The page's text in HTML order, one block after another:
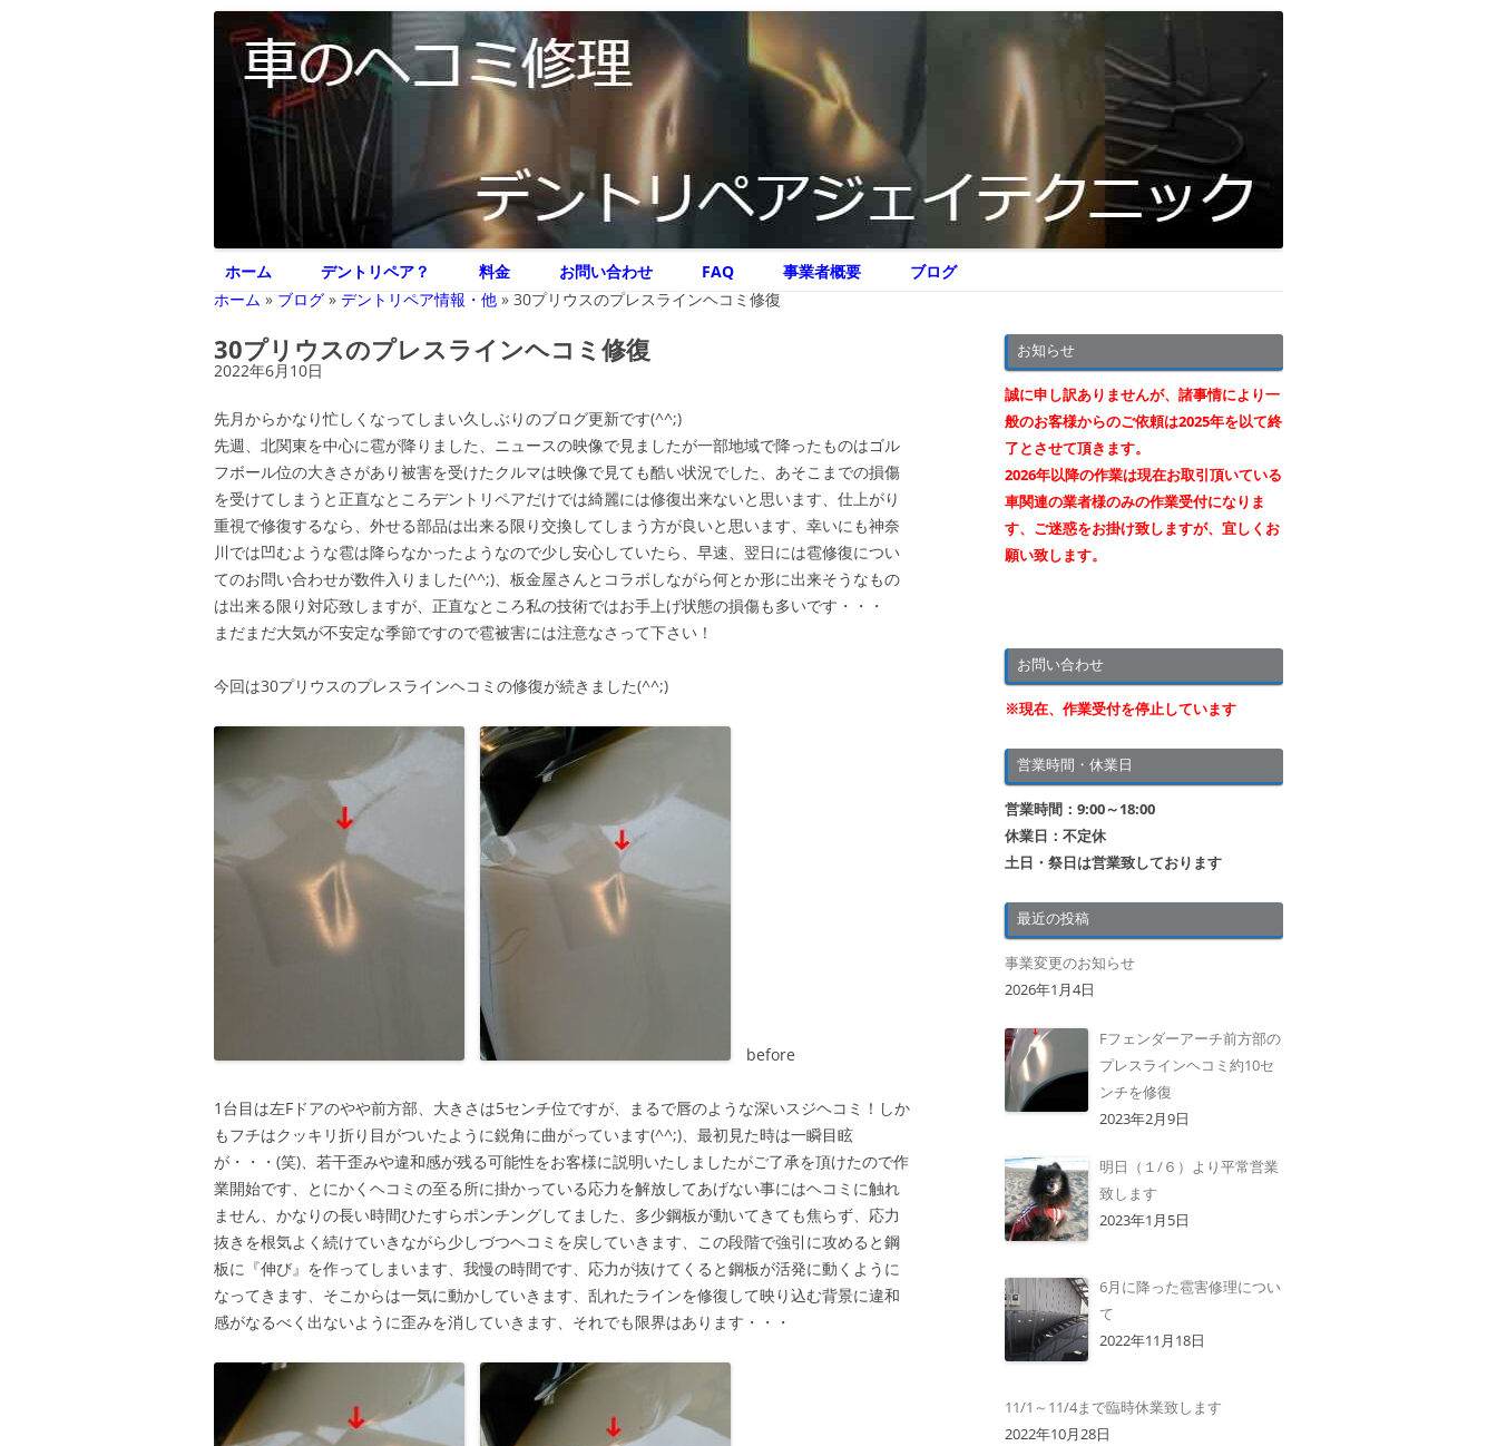
デントリペア ジェイテクニック
車のヘコミ修理専門 神奈川県横浜市 デントリペア ジェイテクニック
テ
ン
ホーム デントリペア？ 料金 お問い合わせ FAQ 事業者概要
ブログ
ホーム » ブログ » デントリペア情報・他 » 30プリウスのプレスラインヘコミ修復
30プリウスのプレスラインヘコミ修復
2022年6月10日
先月からかなり忙しくなってしまい久しぶりのブログ更新です(^^;)
先週、北関東を中心に雹が降りました、ニュースの映像で見ましたが一部地域で降ったものはゴル
フボール位の大きさがあり被害を受けたクルマは映像で見ても酷い状況でした、あそこまでの損傷
を受けてしまうと正直なところデントリペアだけでは綺麗には修復出来ないと思います、仕上がり
重視で修復するなら、外せる部品は出来る限り交換してしまう方が良いと思います、幸いにも神奈
川では凹むような雹は降らなかったようなので少し安心していたら、早速、翌日には雹修復につい
てのお問い合わせが数件入りました(^^;)、板金屋さんとコラボしながら何とか形に出来そうなもの
は出来る限り対応致しますが、正直なところ私の技術ではお手上げ状態の損傷も多いです・・・
まだまだ大気が不安定な季節ですので雹被害には注意なさって下さい！
今回は30プリウスのプレスラインヘコミの修復が続きました(^^;)
before
1台目は左Fドアのやや前方部、大きさは5センチ位ですが、まるで唇のような深いスジヘコミ！しか
もフチはクッキリ折り目がついたように鋭角に曲がっています(^^;)、最初見た時は一瞬目眩
が・・・(笑)、若干歪みや違和感が残る可能性をお客様に説明いたしましたがご了承を頂けたので作
業開始です、とにかくヘコミの至る所に掛かっている応力を解放してあげない事にはヘコミに触れ
ません、かなりの長い時間ひたすらポンチングしてました、多少鋼板が動いてきても焦らず、応力
抜きを根気よく続けていきながら少しづつヘコミを戻していきます、この段階で強引に攻めると鋼
板に『伸び』を作ってしまいます、我慢の時間です、応力が抜けてくると鋼板が活発に動くように
なってきます、そこからは一気に動かしていきます、乱れたラインを修復して映り込む背景に違和
感がなるべく出ないように歪みを消していきます、それでも限界はあります・・・
お知らせ
誠に申し訳ありませんが、諸事情により一
般のお客様からのご依頼は2025年を以て終
了とさせて頂きます。
2026年以降の作業は現在お取引頂いている
車関連の業者様のみの作業受付になりま
す、ご迷惑をお掛け致しますが、宜しくお
願い致します。
お問い合わせ
※現在、作業受付を停止しています
営業時間・休業日
営業時間：9:00～18:00
休業日：不定休
土日・祭日は営業致しております
最近の投稿
事業変更のお知らせ
2026年1月4日
Fフェンダーアーチ前方部の
プレスラインヘコミ約10セ
ンチを修復
2023年2月9日
明日（１/６）より平常営業
致します
2023年1月5日
6月に降った雹害修理につい
て
2022年11月18日
11/1～11/4まで臨時休業致します
2022年10月28日